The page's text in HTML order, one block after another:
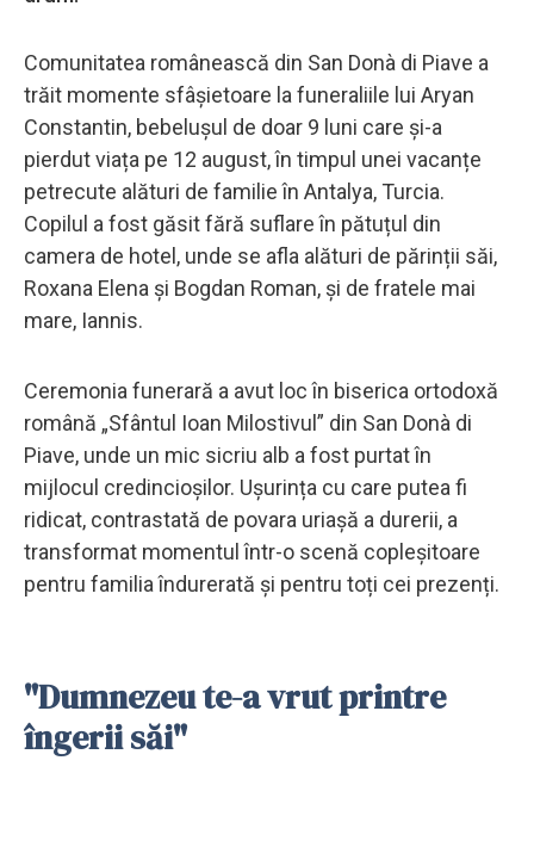
Comunitatea românească din San Donà di Piave a
trăit momente sfâșietoare la funeraliile lui Aryan
Constantin, bebelușul de doar 9 luni care și-a
pierdut viața pe 12 august, în timpul unei vacanțe
petrecute alături de familie în Antalya, Turcia.
Copilul a fost găsit fără suflare în pătuțul din
camera de hotel, unde se afla alături de părinții săi,
Roxana Elena și Bogdan Roman, și de fratele mai
mare, Iannis.
Ceremonia funerară a avut loc în biserica ortodoxă
română „Sfântul Ioan Milostivul” din San Donà di
Piave, unde un mic sicriu alb a fost purtat în
mijlocul credincioșilor. Ușurința cu care putea fi
ridicat, contrastată de povara uriașă a durerii, a
transformat momentul într-o scenă copleșitoare
pentru familia îndurerată și pentru toți cei prezenți.
"Dumnezeu te-a vrut printre
îngerii săi"